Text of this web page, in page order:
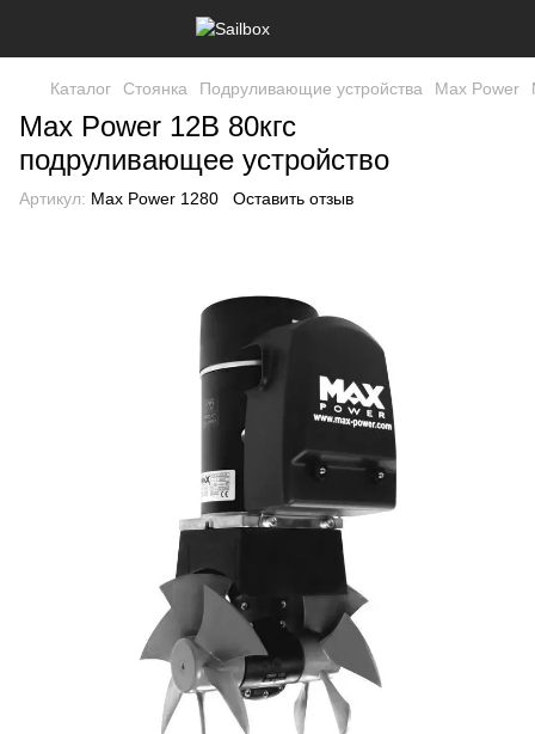
Каталог Стоянка Подруливающие устройства Max Power
Max Power 12В 80кгс
подруливающее устройство
Артикул: Max Power 1280 Оставить отзыв